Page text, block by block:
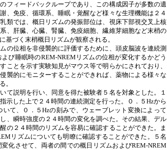
フィードバックループであり、この構成因子が多数の遺
、免疫、循環系、睡眠・覚醒など様々な生理機能は２４
類では、概日リズムの発振部位は、視床下部視交叉上核
、肝臓、心臓、腎臓、免疫細胞、繊維芽細胞など末梢の
基づく末梢概日リズムが観察される。
の位相を非侵襲的に評価するために、頭皮脳波を連続測
び睡眠時のREM-NREMリズムの位相が変化するかどう
ことを示す実験知見がマウス等で明らかにされており、
襲的にモニターすることができれば、薬物による様々な
。
て説明を行い、同意を得た被験者５名を対象とした。１
示した上で２４時間の連続測定を行った。０．５Hzから
て、０．５Hzの刻みで、ウェーブレット変換によって
、瞬時強度の２４時間の変化を調べた。その結果、デル
の２４時間のリズムを容易に確認することができた。ま
リズムについても明瞭に確認することができた。５名
化させて、両者の間での概日リズムおよびREM-NREM